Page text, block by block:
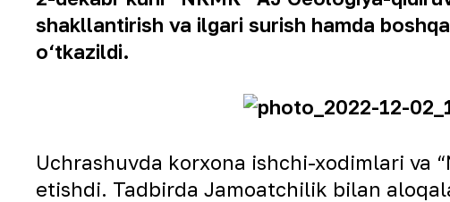
shakllantirish va ilgari surish hamda
o‘tkazildi.
Uchrashuvda korxona ishchi-xodimlari va
etishdi. Tadbirda Jamoatchilik bilan